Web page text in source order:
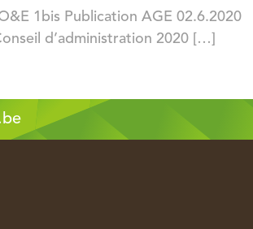
1bis Publication AGE 02.6.2020
d’administration 2020 […]